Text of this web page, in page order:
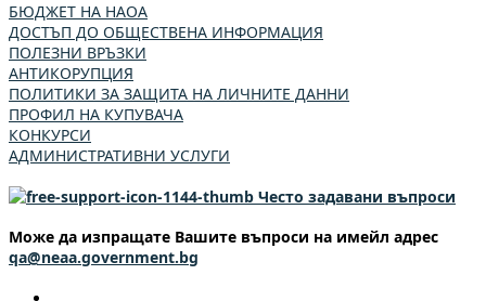
БЮДЖЕТ НА НАОА
ДОСТЪП ДО ОБЩЕСТВЕНА ИНФОРМАЦИЯ
ПОЛЕЗНИ ВРЪЗКИ
АНТИКОРУПЦИЯ
ПОЛИТИКИ ЗА ЗАЩИТА НА ЛИЧНИТЕ ДАННИ
ПРОФИЛ НА КУПУВАЧА
КОНКУРСИ
АДМИНИСТРАТИВНИ УСЛУГИ
Често задавани въпроси
Може да изпращате Вашите въпроси на имейл адрес
qa@neaa.government.bg